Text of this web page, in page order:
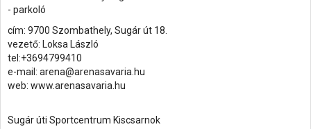
- parkoló
cím: 9700 Szombathely, Sugár út 18.
vezető: Loksa László
tel:+3694799410
e-mail: arena@arenasavaria.hu
web: www.arenasavaria.hu
Sugár úti Sportcentrum Kiscsarnok